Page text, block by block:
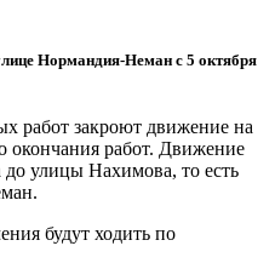
Нормандия-Неман с 5 октября
работ закроют движение на
окончания работ. Движение
улицы Нахимова, то есть
будут ходить по